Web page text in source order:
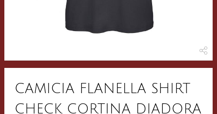
CAMICIA FLANELLA SHIRT
CHECK CORTINA DIADORA